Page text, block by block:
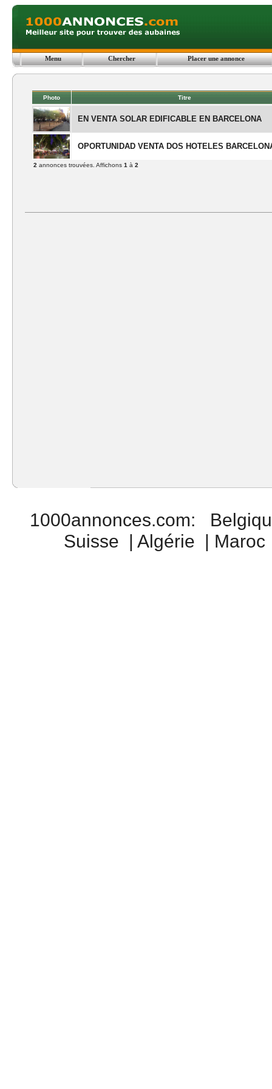
Menu Chercher Placer une annonce
Photo Titre
EN VENTA SOLAR EDIFICABLE EN BARCELONA
OPORTUNIDAD VENTA DOS HOTELES
2 annonces trouvées. Affichons 1 à 2
1000annonces.com:
Suisse | Algérie | Maroc